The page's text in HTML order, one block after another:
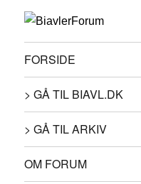
FORSIDE
> GÅ TIL BIAVL.DK
> GÅ TIL ARKIV
OM FORUM